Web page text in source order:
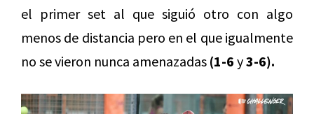
el primer set al que siguió otro con algo
menos de distancia pero en el que igualmente
no se vieron nunca amenazadas (1-6 y3-6).